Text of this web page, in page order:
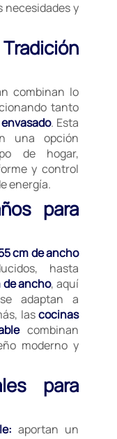
necesidades y
combinan lo
tanto
. Esta
una opción
de hogar,
y control
energía.
para
cm de ancho
hasta
de ancho, aquí
adaptan a
lascocinas
combinan
moderno y
para
aportan un